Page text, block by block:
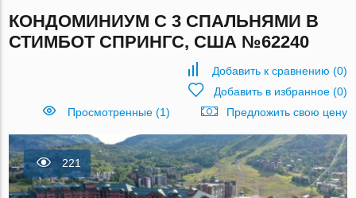
КОНДОМИНИУМ С 3 СПАЛЬНЯМИ В
СТИМБОТ СПРИНГС, США №62240
Добавить к сравнению (0)
Добавить в избранное(0)
Просмотренные (1)
Предложить свою цену
221